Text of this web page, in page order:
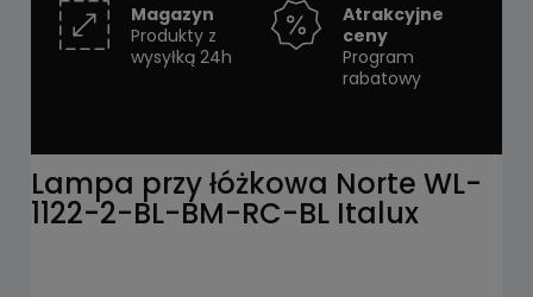
Magazyn
Produkty z
wysyłką 24h
Atrakcyjne
ceny
Program
rabatowy
Lampa przy łóżkowa Norte WL-
1122-2-BL-BM-RC-BL Italux